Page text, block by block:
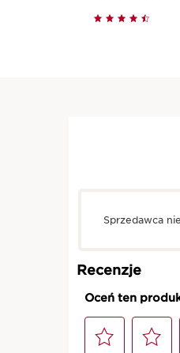
Szybki
Sprzedawca